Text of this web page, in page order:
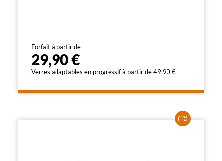
Forfait à partir de
29,90 €
Verres adaptables en progressif à partir de 49,90 €